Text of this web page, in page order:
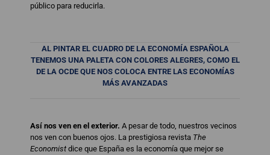
público para reducirla.
AL PINTAR EL CUADRO DE LA ECONOMÍA ESPAÑOLA
TENEMOS UNA PALETA CON COLORES ALEGRES, COMO EL
DE LA OCDE QUE NOS COLOCA ENTRE LAS ECONOMÍAS
MÁS AVANZADAS
Así nos ven en el exterior. A pesar de todo, nuestros vecinos
nos ven con buenos ojos. La prestigiosa revista The
Economist dice que España es la economía que mejor se